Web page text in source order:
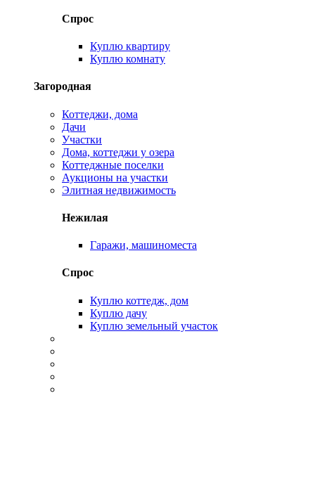
Спрос
Куплю квартиру
Куплю комнату
Загородная
Коттеджи, дома
Дачи
Участки
Дома, коттеджи у озера
Коттеджные поселки
Аукционы на участки
Элитная недвижимость
Нежилая
Гаражи, машиноместа
Спрос
Куплю коттедж, дом
Куплю дачу
Куплю земельный участок